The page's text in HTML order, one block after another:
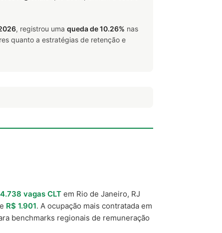
, registrou uma queda de 10.26% nas
quanto a estratégias de retenção e
4.738 vagas CLT em Rio de Janeiro, RJ
R$ 1.901. A ocupação mais contratada em
benchmarks regionais de remuneração